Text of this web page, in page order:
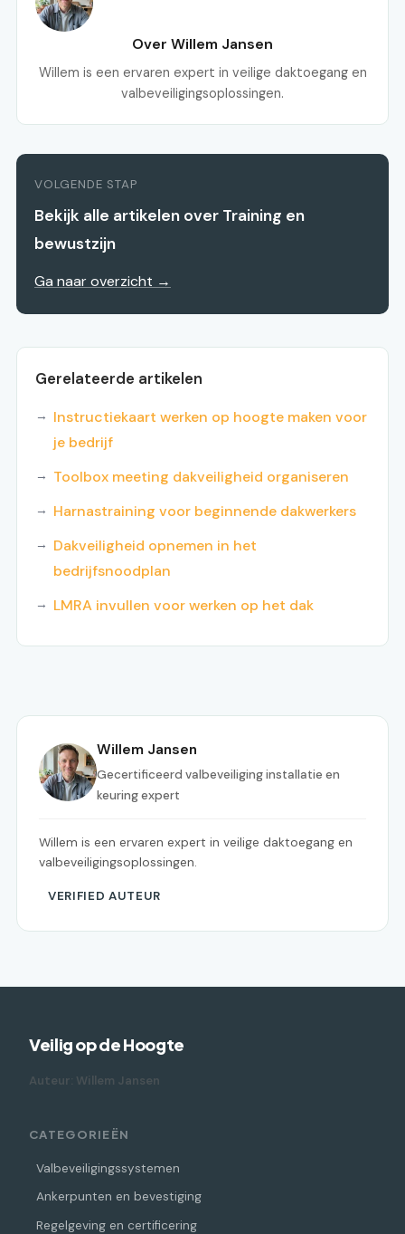
Over Willem Jansen
Willem is een ervaren expert in veilige daktoegang en
valbeveiligingsoplossingen.
VOLGENDE STAP
Bekijk alle artikelen over Training en
bewustzijn
Ga naar overzicht →
Gerelateerde artikelen
Instructiekaart werken op hoogte maken voor
je bedrijf
Toolbox meeting dakveiligheid organiseren
Harnastraining voor beginnende dakwerkers
Dakveiligheid opnemen in het
bedrijfsnoodplan
LMRA invullen voor werken op het dak
Willem Jansen
Gecertificeerd valbeveiliging installatie en
keuring expert
Willem is een ervaren expert in veilige daktoegang en
valbeveiligingsoplossingen.
VERIFIED AUTEUR
Veilig op de Hoogte
Auteur: Willem Jansen
CATEGORIEËN
Valbeveiligingssystemen
Ankerpunten en bevestiging
Regelgeving en certificering